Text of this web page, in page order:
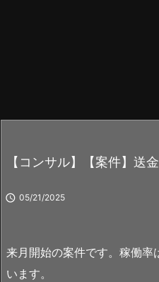
【コンサル】【案件】送
 05/21/2025
来月開始の案件です。稼働
います。